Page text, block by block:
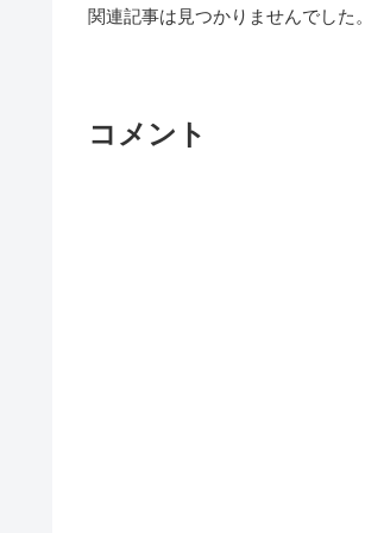
関連記事は見つかりませんでした。
コメント